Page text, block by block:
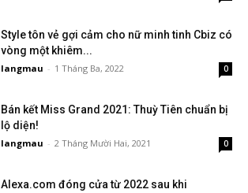
Style tôn vẻ gợi cảm cho nữ minh tinh Cbiz có
vòng một khiêm...
langmau - 1 Tháng Ba, 2022 0
Bán kết Miss Grand 2021: Thuỳ Tiên chuẩn bị
lộ diện!
langmau - 2 Tháng Mười Hai, 2021 0
Alexa.com đóng cửa từ 2022 sau khi